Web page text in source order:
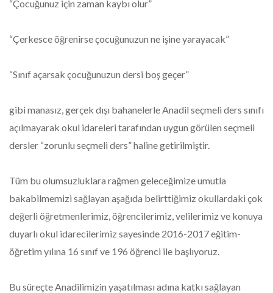
“Çocuğunuz için zaman kaybı olur”
“Çerkesce öğrenirse çocuğunuzun ne işine yarayacak”
“Sınıf açarsak çocuğunuzun dersi boş geçer”
gibi manasız, gerçek dışı bahanelerle Anadil seçmeli ders sınıfı
açılmayarak okul idareleri tarafından uygun görülen seçmeli
dersler “zorunlu seçmeli ders” haline getirilmiştir.
Tüm bu olumsuzluklara rağmen geleceğimize umutla
bakabilmemizi sağlayan aşağıda belirttiğimiz okullardaki çok
değerli öğretmenlerimiz, öğrencilerimiz, velilerimiz ve konuya
duyarlı okul idarecilerimiz sayesinde 2016-2017 eğitim-
öğretim yılına 16 sınıf ve 196 öğrenci ile başlıyoruz.
Bu süreçte Anadilimizin yaşatılması adına katkı sağlayan